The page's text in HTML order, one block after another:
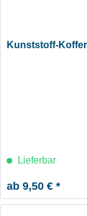
Kunststoff-
Lieferbar
ab 9,50 € *